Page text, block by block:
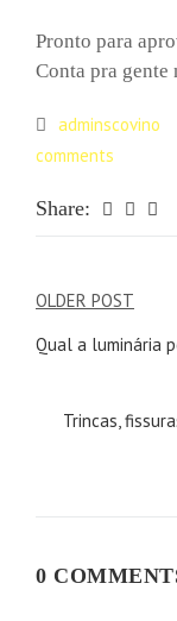
Pronto para
Conta pra gente
adminscovino
comments
Share:
Navegação
de
OLDER POST
Qual a luminária
Trincas,
0